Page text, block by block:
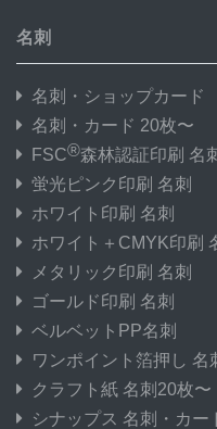
名刺
名刺・ショップカード
名刺・カード 20枚〜
FSC®森林認証印刷 名
蛍光ピンク印刷 名刺
ホワイト印刷 名刺
ホワイト＋CMYK印刷
メタリック印刷 名刺
ゴールド印刷 名刺
ベルベットPP名刺
ワンポイント箔押し 名
クラフト紙 名刺20枚〜
シナップス 名刺・カー